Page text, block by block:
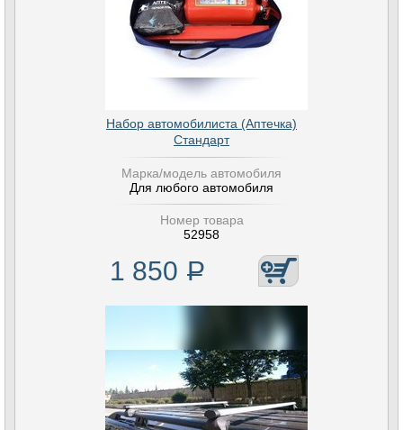
Набор автомобилиста (Аптечка)
Стандарт
Марка/модель автомобиля
Для любого автомобиля
Номер товара
52958
1 850 Р